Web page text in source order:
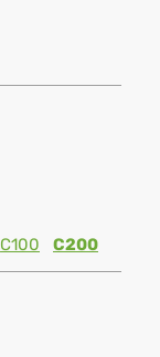
C100 C200